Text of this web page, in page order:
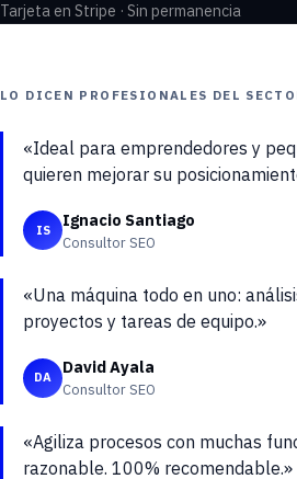
Tarjeta en Stripe · Sin permanencia
LO DICEN PROFESIONALES DEL
«Ideal para emprendedores y
quieren mejorar su
IS Ignacio Santiago
Consultor SEO
«Una máquina todo en uno:
proyectos y tareas de equipo.»
DA David Ayala
Consultor SEO
«Agiliza procesos con muchas
razonable. 100% recomendable.»